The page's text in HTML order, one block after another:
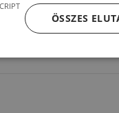
ÖSSZES